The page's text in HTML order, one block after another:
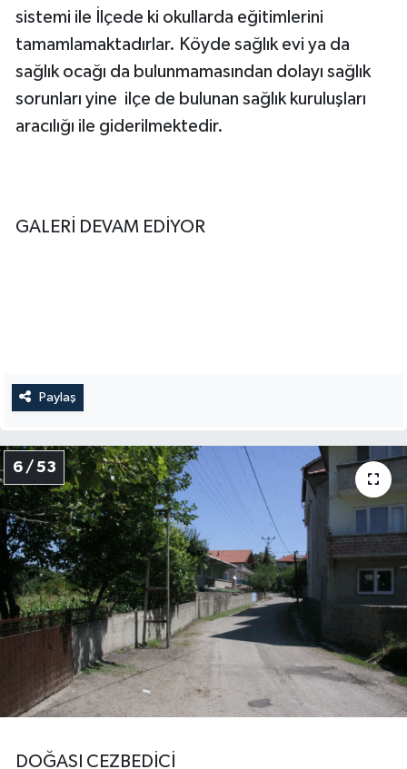
sistemi ile İlçede ki okullarda eğitimlerini
tamamlamaktadırlar. Köyde sağlık evi ya da
sağlık ocağı da bulunmamasından dolayı sağlık
sorunları yine ilçe de bulunan sağlık kuruluşları
aracılığı ile giderilmektedir.
GALERİ DEVAM EDİYOR
Paylaş
6 / 53
DOĞASI CEZBEDİCİ